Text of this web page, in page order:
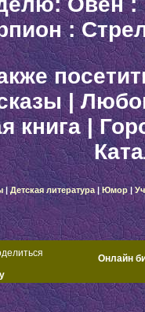
:
|
книга|
|Детская литература| Юмор|
Онлайн